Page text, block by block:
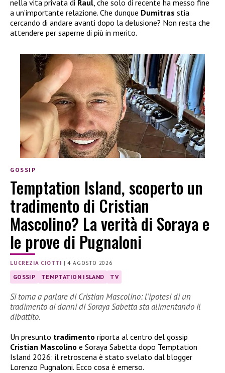
nella vita privata di Raul, che solo di recente ha messo fine
a un’importante relazione. Che dunque Dumitras stia
cercando di andare avanti dopo la delusione? Non resta che
attendere per saperne di più in merito.
GOSSIP
Temptation Island, scoperto un
tradimento di Cristian
Mascolino? La verità di Soraya e
le prove di Pugnaloni
LUCREZIA CIOTTI |4 AGOSTO 2026
GOSSIP TEMPTATION ISLAND TV
Si torna a parlare di Cristian Mascolino: l’ipotesi di un
tradimento ai danni di Soraya Sabetta sta alimentando il
dibattito.
Un presunto tradimento riporta al centro del gossip
Cristian Mascolino e Soraya Sabetta dopo Temptation
Island 2026: il retroscena è stato svelato dal blogger
Lorenzo Pugnaloni. Ecco cosa è emerso.